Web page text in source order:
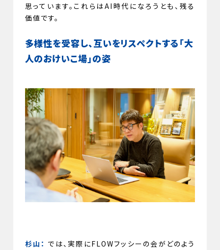
思っています。これらはAI時代になろうとも、残る
価値です。
多様性を受容し、互いをリスペクトする「大
人のおけいこ場」の姿
杉山： では、実際にFLOWフッシーの会がどのよう